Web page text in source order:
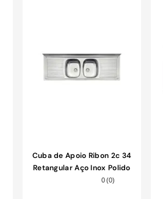
Cuba de Apoio Ribon 2c 34
Retangular Aço Inox Polido
Inox Tramontina 55CM
0(0)